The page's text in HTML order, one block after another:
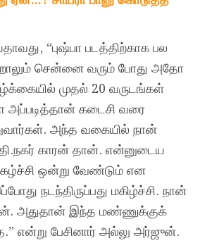
“புஷ்பா படத்திற்காக பல
சென்னை வரும் போது அதோ
முதல் 20 வருடங்கள்
அப்படித்தான் கடைசி வரை
அந்த வகையில் நான்
காரன் தான். என்னுடைய
ஒன்று வேண்டும் என
நடந்திருப்பது மகிழ்ச்சி. நான்
அதுதான் இந்த மண்ணுக்குக்
என்று பேசினார் அல்லு அர்ஜுன்.